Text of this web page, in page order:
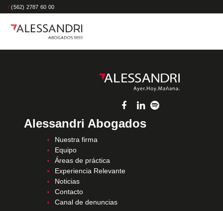
/ (562) 2787 60 00
Alessandri Abogados
Nuestra firma
Equipo
Áreas de práctica
Experiencia Relevante
Noticias
Contacto
Canal de denuncias